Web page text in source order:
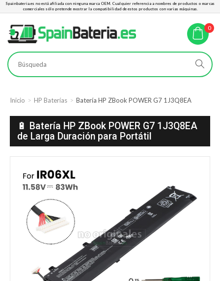
Spainbateria.es no está afiliada con ninguna marca OEM. Cualquier referencia a nombres de productos o marcas
comerciales sólo pretende mostrar la compatibilidad de estos productos con varias máquinas.
0
Inicio HP Baterías Batería HP ZBook POWER G7 1J3Q8EA
🔋 Batería HP ZBook POWER G7 1J3Q8EA
de Larga Duración para Portátil